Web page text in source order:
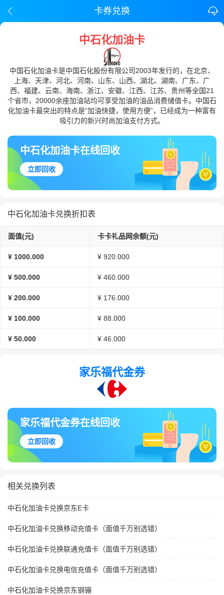
卡券兑换
中石化加油卡
中国石化加油卡是中国石化股份有限公司2003年发行的，在北京、
上海、天津、河北、河南、山东、山西、湖北、湖南、广东、广
西、福建、云南、海南、浙江、安徽、江西、江苏、贵州等全国21
个省市，20000余座加油站均可享受加油的油品消费储值卡。中国石
化加油卡最突出的特点是“加油快捷，使用方便”，已经成为一种富有
吸引力的新兴时尚加油支付方式。
中石化加油卡在线回收
立即回收
中石化加油卡兑换折扣表
面值(元) 卡卡礼品网余额(元)
¥ 1000.000 ¥ 920.000
¥ 500.000 ¥ 460.000
¥ 200.000 ¥ 176.000
¥ 100.000 ¥ 88.000
¥ 50.000 ¥ 46.000
家乐福代金券
家乐福代金券在线回收
立即回收
相关兑换列表
中石化加油卡兑换京东E卡
中石化加油卡兑换移动充值卡（面值千万别选错）
中石化加油卡兑换联通充值卡（面值千万别选错）
中石化加油卡兑换电信充值卡（面值千万别选错）
中石化加油卡兑换京东钢镚